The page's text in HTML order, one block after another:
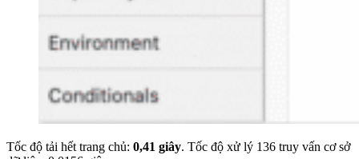
Tốc độ tải hết trang chủ: 0,41 giây. Tốc độ xử lý 136 truy vấn cơ sở